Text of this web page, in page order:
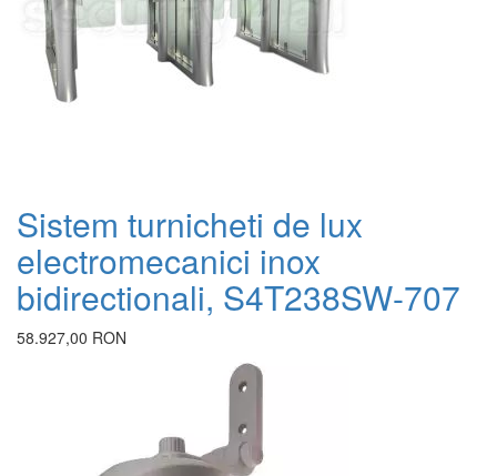
Sistem turnicheti de lux
electromecanici inox
bidirectionali, S4T238SW-707
58.927,00 RON